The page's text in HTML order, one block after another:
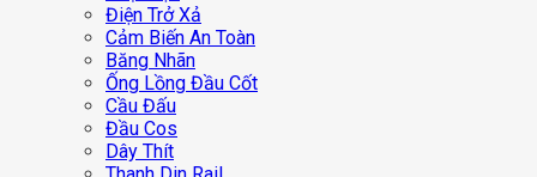
Điện Trở Xả
Cảm Biến An Toàn
Băng Nhãn
Ống Lồng Đầu Cốt
Cầu Đấu
Đầu Cos
Dây Thít